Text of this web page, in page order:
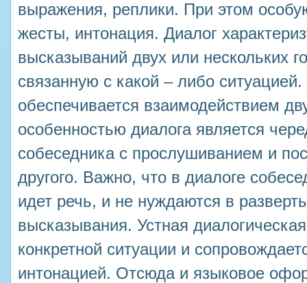
выражения, реплики. При этом
жесты, интонация. Диалог
высказываний двух или нескольких
связанную с какой – либо
обеспечивается взаимодействием
особенностью диалога является
собеседника с прослушиванием и
другого. Важно, что в диалоге
идет речь, и не нуждаются в
высказывания. Устная
конкретной ситуации и
интонацией. Отсюда и языковое